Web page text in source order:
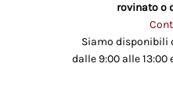
rovinato o
Siamo disponibili
dalle 9:00 alle 13:00